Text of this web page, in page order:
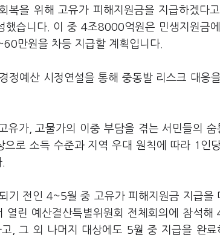
복을 위해 고유가 피해지원금을 지급하겠다
습니다. 이 중 4조8000억원은 민생지원금
만원을 차등 지급할 계획입니다.
정예산 시정연설을 통해 중동발 리스크 대응
유가, 고물가의 이중 부담을 겪는 서민들의
로 소득 수준과 지역 우대 원칙에 따라 1인
기 전인 4~5월 중 고유가 피해지원금 지급을
린 예산결산특별위원회 전체회의에 참석해
, 그 외 나머지 대상에도 5월 중 지급을 완료